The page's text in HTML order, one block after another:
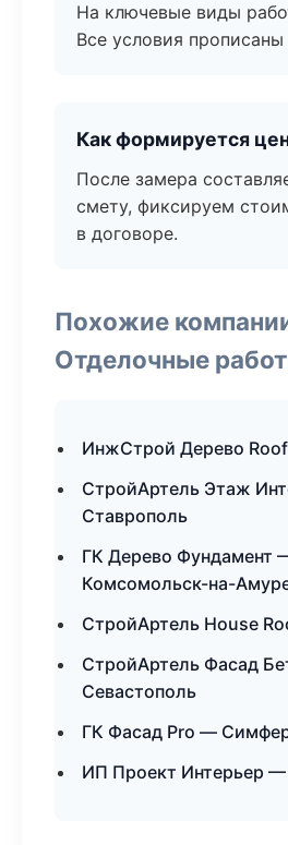
На ключевые виды
Все условия
Как формируется
После замера
смету, фиксируем
в договоре.
Похожие
Отделочные
ИнжСтрой Дерево
СтройАртель Этаж
Ставрополь
ГК Дерево Фундамент
Комсомольск-на-
СтройАртель House
СтройАртель Фасад
Севастополь
ГК Фасад Pro —
ИП Проект Интерьер